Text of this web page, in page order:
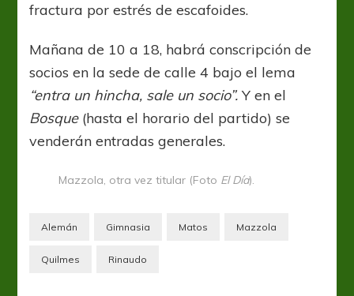
fractura por estrés de escafoides.
Mañana de 10 a 18, habrá conscripción de
socios en la sede de calle 4 bajo el lema
“entra un hincha, sale un socio”. Y en el
Bosque(hasta el horario del partido) se
venderán entradas generales.
Mazzola, otra vez titular (Foto El Día).
Alemán Gimnasia Matos Mazzola
Quilmes Rinaudo